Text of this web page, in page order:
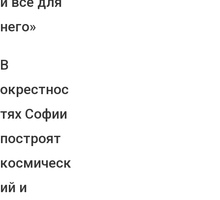
него»
В
окрестнос
тях Софии
построят
космическ
ий и